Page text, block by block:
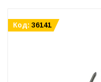
Код: 36141